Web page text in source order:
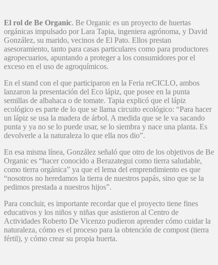
El rol de Be Organic. Be Organic es un proyecto de huertas
orgánicas impulsado por Lara Tapia, ingeniera agrónoma, y David
González, su marido, vecinos de El Pato. Ellos prestan
asesoramiento, tanto para casas particulares como para productores
agropecuarios, apuntando a proteger a los consumidores por el
exceso en el uso de agroquímicos.
En el stand con el que participaron en la Feria reCICLO, ambos
lanzaron la presentación del Eco lápiz, que posee en la punta
semillas de albahaca o de tomate. Tapia explicó que el lápiz
ecológico es parte de lo que se llama circuito ecológico: “Para hacer
un lápiz se usa la madera de árbol. A medida que se le va sacando
punta y ya no se lo puede usar, se lo siembra y nace una planta. Es
devolverle a la naturaleza lo que ella nos dio”.
En esa misma línea, González señaló que otro de los objetivos de Be
Organic es “hacer conocido a Berazategui como tierra saludable,
como tierra orgánica” ya que el lema del emprendimiento es que
“nosotros no heredamos la tierra de nuestros papás, sino que se la
pedimos prestada a nuestros hijos”.
Para concluir, es importante recordar que el proyecto tiene fines
educativos y los niños y niñas que asistieron al Centro de
Actividades Roberto De Vicenzo pudieron aprender cómo cuidar la
naturaleza, cómo es el proceso para la obtención de compost (tierra
fértil), y cómo crear su propia huerta.